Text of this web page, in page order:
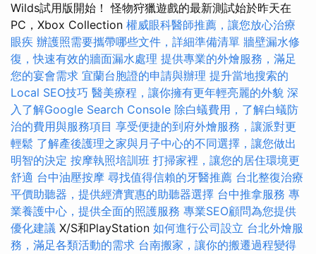
Wilds試用版開始！ 怪物狩獵遊戲的最新測試始於昨天在
PC，Xbox Collection 權威眼科醫師推薦，讓您放心治療
眼疾 辦護照需要攜帶哪些文件，詳細準備清單 牆壁漏水修
復，快速有效的牆面漏水處理 提供專業的外燴服務，滿足
您的宴會需求 宜蘭台胞證的申請與辦理 提升當地搜索的
Local SEO技巧 醫美療程，讓你擁有更年輕亮麗的外貌 深
入了解Google Search Console 除白蟻費用，了解白蟻防
治的費用與服務項目 享受便捷的到府外燴服務，讓派對更
輕鬆 了解產後護理之家與月子中心的不同選擇，讓您做出
明智的決定 按摩執照培訓班 打掃家裡，讓您的居住環境更
舒適 台中油壓按摩 尋找值得信賴的牙醫推薦 台北整復治療
平價助聽器，提供經濟實惠的助聽器選擇 台中推拿服務 專
業養護中心，提供全面的照護服務 專業SEO顧問為您提供
優化建議 X/S和PlayStation 如何進行公司設立 台北外燴服
務，滿足各類活動的需求 台南搬家，讓你的搬遷過程變得